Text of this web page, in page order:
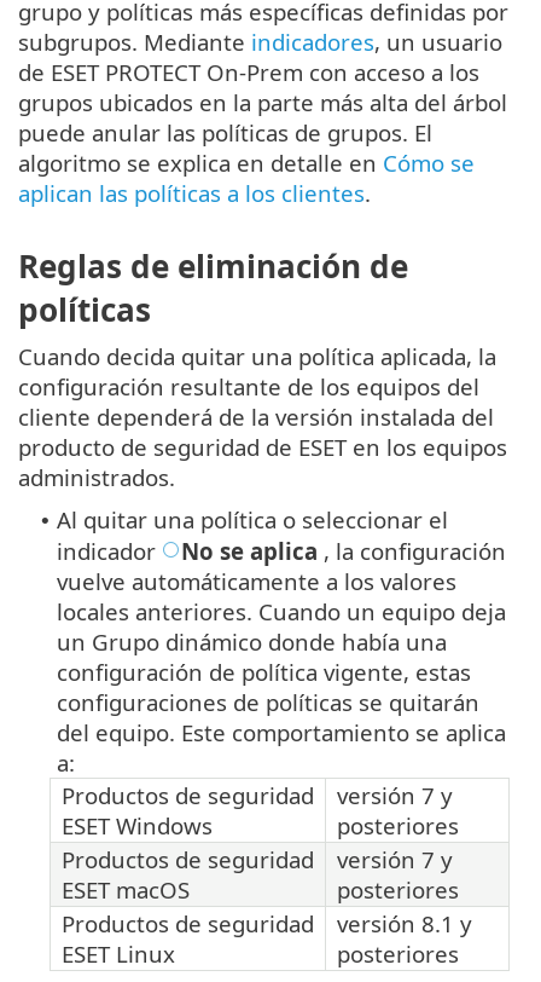
grupo y políticas más específicas definidas por
subgrupos. Mediante indicadores, un usuario
de ESET PROTECT On-Prem con acceso a los
grupos ubicados en la parte más alta del árbol
puede anular las políticas de grupos. El
algoritmo se explica en detalle en Cómo se
aplican las políticas a los clientes.
Reglas de eliminación de
políticas
Cuando decida quitar una política aplicada, la
configuración resultante de los equipos del
cliente dependerá de la versión instalada del
producto de seguridad de ESET en los equipos
administrados.
• Al quitar una política o seleccionar el
indicador
No se aplica , la configuración
vuelve automáticamente a los valores
locales anteriores. Cuando un equipo deja
un Grupo dinámico donde había una
configuración de política vigente, estas
configuraciones de políticas se quitarán
del equipo. Este comportamiento se aplica
a:
Productos de seguridad
ESET Windows
versión 7 y
posteriores
Productos de seguridad
ESET macOS
versión 7 y
posteriores
Productos de seguridad
ESET Linux
versión 8.1 y
posteriores